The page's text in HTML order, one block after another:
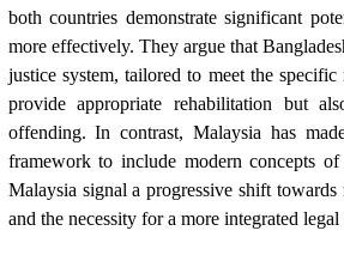
both countries demonstrate significant
more effectively. They argue that
justice system, tailored to meet the
provide appropriate rehabilitation but
offending. In contrast, Malaysia has
framework to include modern concepts
Malaysia signal a progressive shift
and the necessity for a more integrated legal